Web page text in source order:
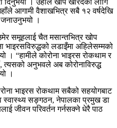
दिनुभयो । उहाँले खोप खरिदका लागि
आगामी वैशाखभित्र सबै १२ वर्षदेखि
।
समूहलाई चैत मसान्तभित्र खोप
भाइरसविरुद्धको लडाइँमा अहिलेसम्मको
। “हामीले कोरोना भाइरस रोकथाम र
त्यसको अनुभवले अब कोरोनाविरुद्ध
।
भाइरस रोकथाम सबैको सहयोगबाट
स्वास्थ्य सङ्गठन, नेपालका प्रमुख डा
जीवन परिवर्तन गर्नसक्ने धेरै पाठ